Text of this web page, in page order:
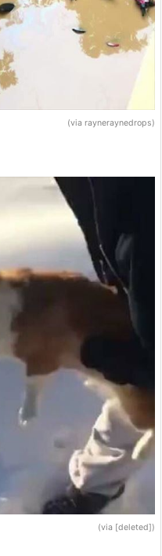
(via rayneraynedrops)
(via [deleted])